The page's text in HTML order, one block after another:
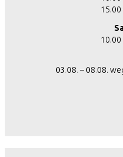
15.00
10.00
03.08. – 08.08.